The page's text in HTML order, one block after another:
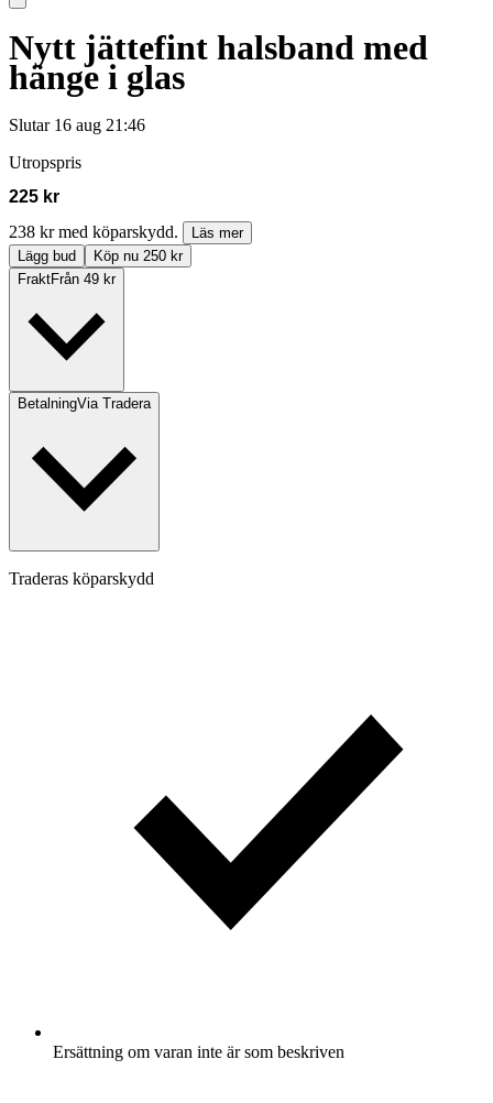
Nytt jättefint halsband med
hänge i glas
Slutar 16 aug 21:46
Utropspris
225 kr
238 kr med köparskydd.
Läs mer
Lägg bud
Köp nu 250 kr
FraktFrån 49 kr
BetalningVia Tradera
Traderas köparskydd
Ersättning om varan inte är som beskriven